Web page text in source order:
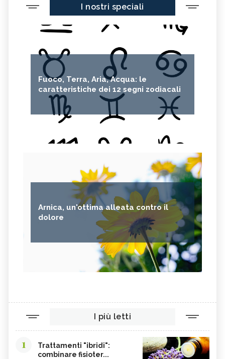
I nostri speciali
Fuoco, Terra, Aria, Acqua: le
caratteristiche dei 12 segni zodiacali
Arnica, un'ottima alleata contro il
dolore
I più letti
1
Trattamenti "ibridi":
combinare fisioter...